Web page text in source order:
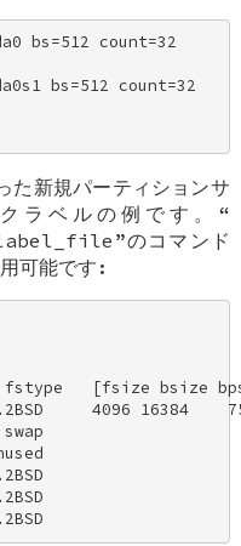
bs=512 count=32
bs=512 count=32
新規パーティションサ
ラベルの例です。“
”のコマンド
可能です:
[fsize bsize
4096 16384
swap